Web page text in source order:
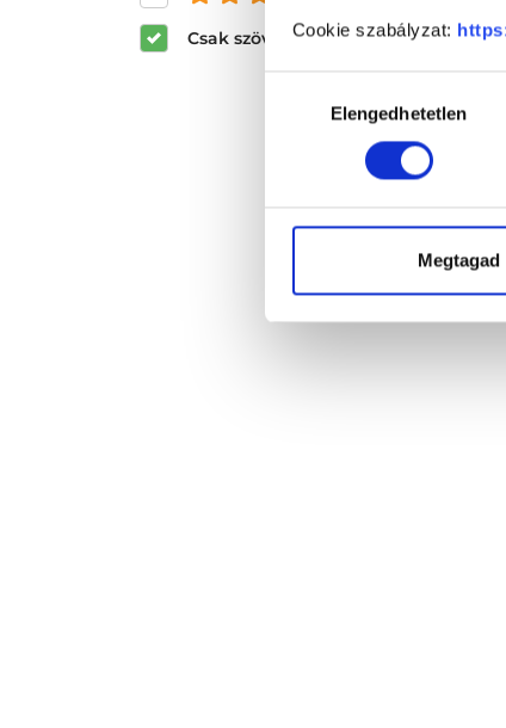
Cookie szabályzat:
kiválasztásaElengedhetetlen
Megtagad
Csak szöveges értékelések